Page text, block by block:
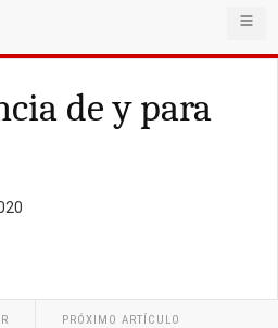
de y para
PRÓXIMO ARTÍCULO